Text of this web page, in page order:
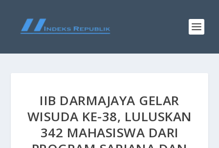
IIB DARMAJAYA GELAR
WISUDA KE-38, LULUSKAN
342 MAHASISWA DARI